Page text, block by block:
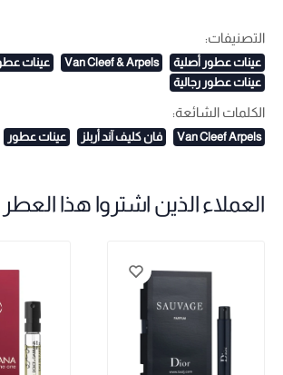
التصنيفات:
عينات عطور أصلية Van Cleef & Arpels
عينات
عينات عطور رجالية
الكلمات الشائعة:
Van Cleef Arpels فان كليف آند أربلز عينات عطور
العملاء الذين اشتروا هذا العطر